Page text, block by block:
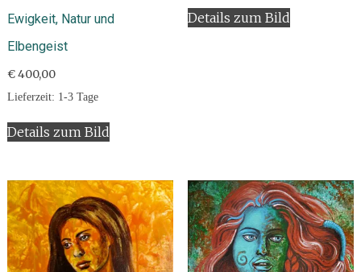
Ewigkeit, Natur und
Elbengeist
€400,00
Lieferzeit: 1-3 Tage
Details zum Bild
Details zum Bild